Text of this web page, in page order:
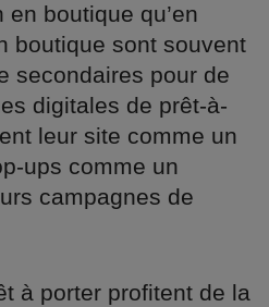
boutique qu’en
boutique sont souvent
secondaires pour de
digitales de prêt-à-
leur site comme un
ups comme un
campagnes de
à porter profitent de la